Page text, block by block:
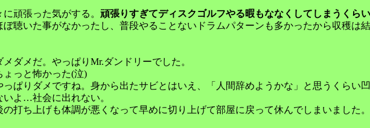
頑張った気がする。 頑張りすぎてディスクゴルフやる暇もななくしてしまうくら
聴いた事がなかったし、普段やることないドラムパターンも多かったから収穫は結
ダメだ。やっぱりMr.ダンドリーでした。
っと怖かった(泣)
ぱりダメですね。身から出たサビとはいえ、「人間辞めようかな」と思うくらい凹
よ…社会に出れない。
打ち上げも体調が悪くなって早めに切り上げて部屋に戻って休んでしまいました。